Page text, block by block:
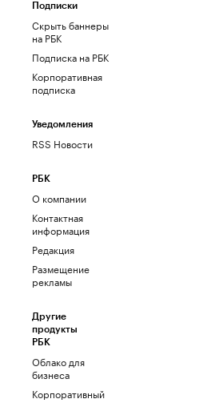
Подписки
Скрыть баннеры
на РБК
Подписка на РБК
Корпоративная
подписка
Уведомления
RSS Новости
РБК
О компании
Контактная
информация
Редакция
Размещение
рекламы
Другие
продукты
РБК
Облако для
бизнеса
Корпоративный